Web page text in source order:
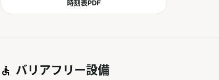
時刻表PDF
バリアフリー設備